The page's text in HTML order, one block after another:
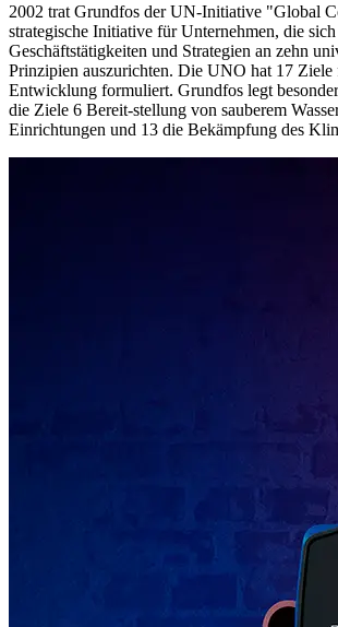
2002 trat Grundfos der UN-Initiative "Global
strategische Initiative für Unternehmen, die
Geschäftstätigkeiten und Strategien an zehn
Prinzipien auszurichten. Die UNO hat 17 Ziele
Entwicklung formuliert. Grundfos legt
die Ziele 6 Bereit-stellung von sauberem
Einrichtungen und 13 die Bekämpfung des